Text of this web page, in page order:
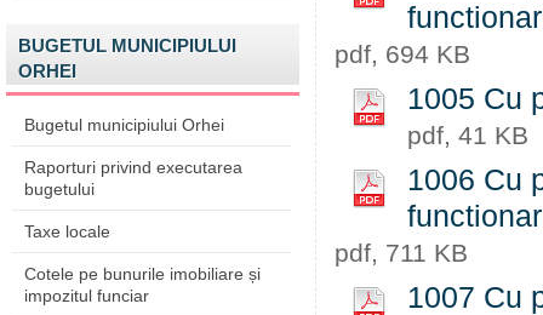
BUGETUL MUNICIPIULUI
ORHEI
Bugetul municipiului Orhei
Raporturi privind executarea
bugetului
Taxe locale
Cotele pe bunurile imobiliare și
impozitul funciar
pdf, 694 KB
1005 Cu
pdf, 41 KB
1006 Cu
pdf, 711 KB
1007 Cu